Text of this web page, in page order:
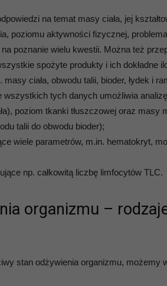
na temat masy ciała, jej
poziomu aktywności fizycznej,
poznanie wielu kwestii. Można też
spożyte produkty i ich dokładne
ciała, obwodu talii, bioder, łydek i
wszystkich tych danych umożliwia
poziom tkanki tłuszczowej oraz masy
talii do obwodu bioder);
wiele parametrów, m.in. hematokryt,
np. całkowitą liczbę limfocytów TLC.
organizmu –
stan odżywienia organizmu, możemy